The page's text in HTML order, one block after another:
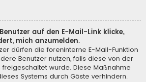
auf den E-Mail-Link klicke,
mich anzumelden.
dürfen die foreninterne E-Mail-Funktion
Benutzer nutzen, falls diese von der
wurde. Diese Maßnahme
Systems durch Gäste verhindern.